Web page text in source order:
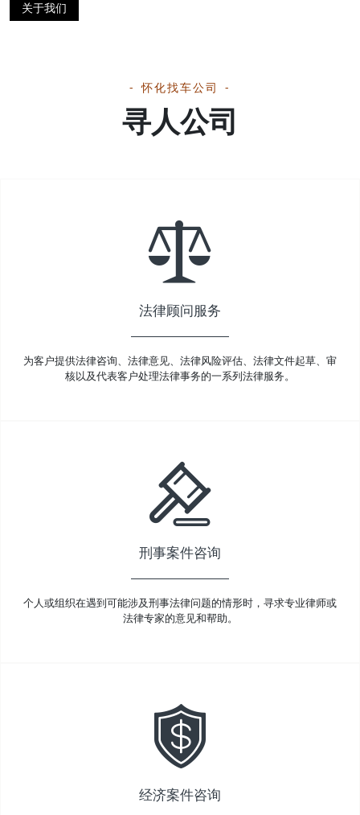
关于我们
怀化找车公司
寻人公司
法律顾问服务
为客户提供法律咨询、法律意见、法律风险评估、法律文件起草、审
核以及代表客户处理法律事务的一系列法律服务。
刑事案件咨询
个人或组织在遇到可能涉及刑事法律问题的情形时，寻求专业律师或
法律专家的意见和帮助。
经济案件咨询